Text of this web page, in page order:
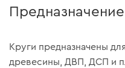
Предназначение
Круги предназначены
древесины, ДВП, ДСП и